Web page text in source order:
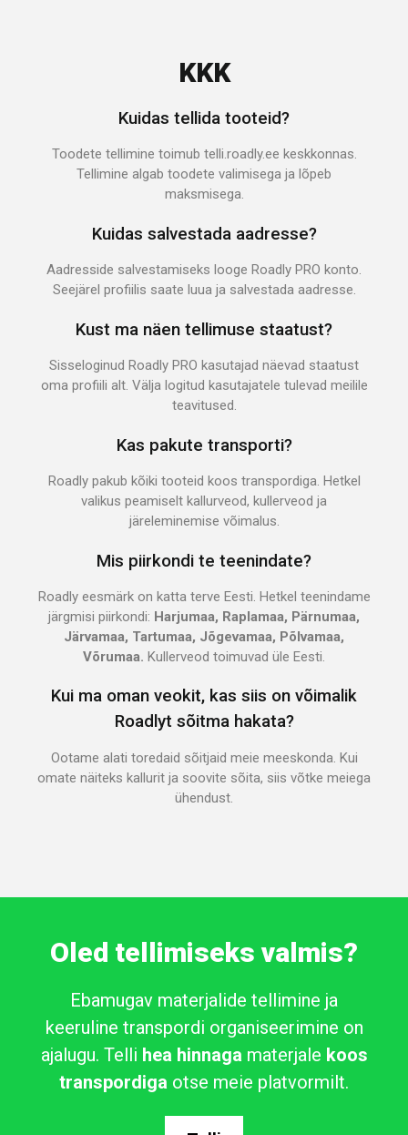
KKK
Kuidas tellida tooteid?
Toodete tellimine toimub telli.roadly.ee keskkonnas.
Tellimine algab toodete valimisega ja lõpeb
maksmisega.
Kuidas salvestada aadresse?
Aadresside salvestamiseks looge Roadly PRO konto.
Seejärel profiilis saate luua ja salvestada aadresse.
Kust ma näen tellimuse staatust?
Sisseloginud Roadly PRO kasutajad näevad staatust
oma profiili alt. Välja logitud kasutajatele tulevad meilile
teavitused.
Kas pakute transporti?
Roadly pakub kõiki tooteid koos transpordiga. Hetkel
valikus peamiselt kallurveod, kullerveod ja
järeleminemise võimalus.
Mis piirkondi te teenindate?
Roadly eesmärk on katta terve Eesti. Hetkel teenindame
järgmisi piirkondi: Harjumaa, Raplamaa, Pärnumaa,
Järvamaa, Tartumaa, Jõgevamaa, Põlvamaa,
Võrumaa. Kullerveod toimuvad üle Eesti.
Kui ma oman veokit, kas siis on võimalik
Roadlyt sõitma hakata?
Ootame alati toredaid sõitjaid meie meeskonda. Kui
omate näiteks kallurit ja soovite sõita, siis võtke meiega
ühendust.
Oled tellimiseks valmis?
Ebamugav materjalide tellimine ja
keeruline transpordi organiseerimine on
ajalugu. Telli hea hinnaga materjale koos
transpordiga otse meie platvormilt.